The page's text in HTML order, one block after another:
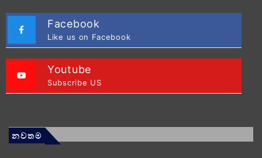
Facebook
Like us on Facebook
Youtube
Subscribe US
නවතම